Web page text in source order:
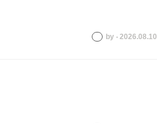
by ‧ 2026.08.10